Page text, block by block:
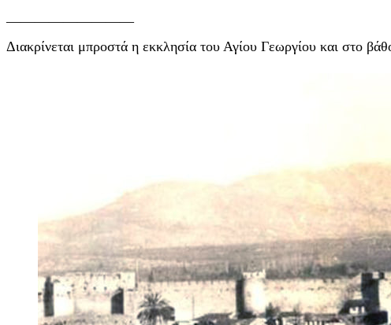
—————————
Διακρίνεται μπροστά η εκκλησία του Αγίου Γεωργίου και στο